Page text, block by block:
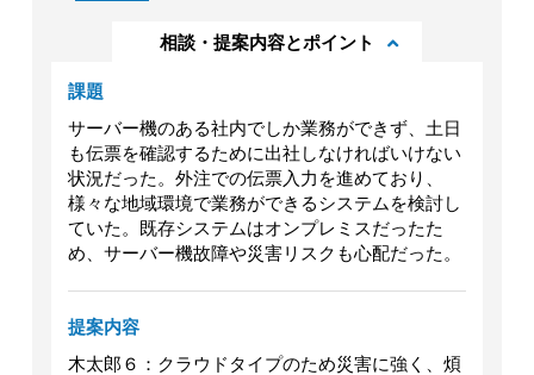
相談・提案内容とポイント
課題
サーバー機のある社内でしか業務ができず、土日
も伝票を確認するために出社しなければいけない
状況だった。外注での伝票入力を進めており、
様々な地域環境で業務ができるシステムを検討し
ていた。既存システムはオンプレミスだったた
め、サーバー機故障や災害リスクも心配だった。
提案内容
木太郎６：クラウドタイプのため災害に強く、煩